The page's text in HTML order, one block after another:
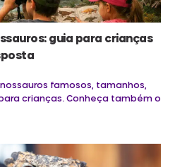
guia para crianças
famosos, tamanhos,
crianças. Conheça também o